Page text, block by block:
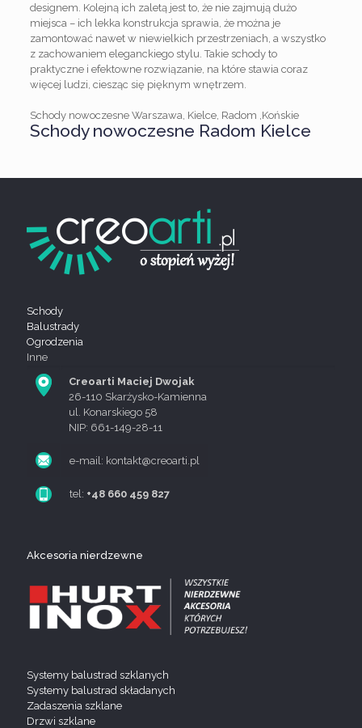
designem. Kolejną ich zaletą jest to, że nie zajmują dużo
miejsca – ich lekka konstrukcja sprawia, że można je
zamontować nawet w niewielkich przestrzeniach, a wszystko
z zachowaniem eleganckiego stylu. Takie schody to
praktyczne i efektowne rozwiązanie, na które stawia coraz
więcej ludzi, ciesząc się pięknym wnętrzem.
Schody nowoczesne Warszawa, Kielce, Radom ,Końskie
Schody nowoczesne Radom Kielce
Schody
Balustrady
Ogrodzenia
Inne
Creoarti Maciej Dwojak
26-110 Skarżysko-Kamienna
ul. Konarskiego 58
NIP: 661-149-28-11
e-mail: kontakt@creoarti.pl
tel: +48 660 459 827
Akcesoria nierdzewne
Systemy balustrad szklanych
Systemy balustrad składanych
Zadaszenia szklane
Drzwi szklane